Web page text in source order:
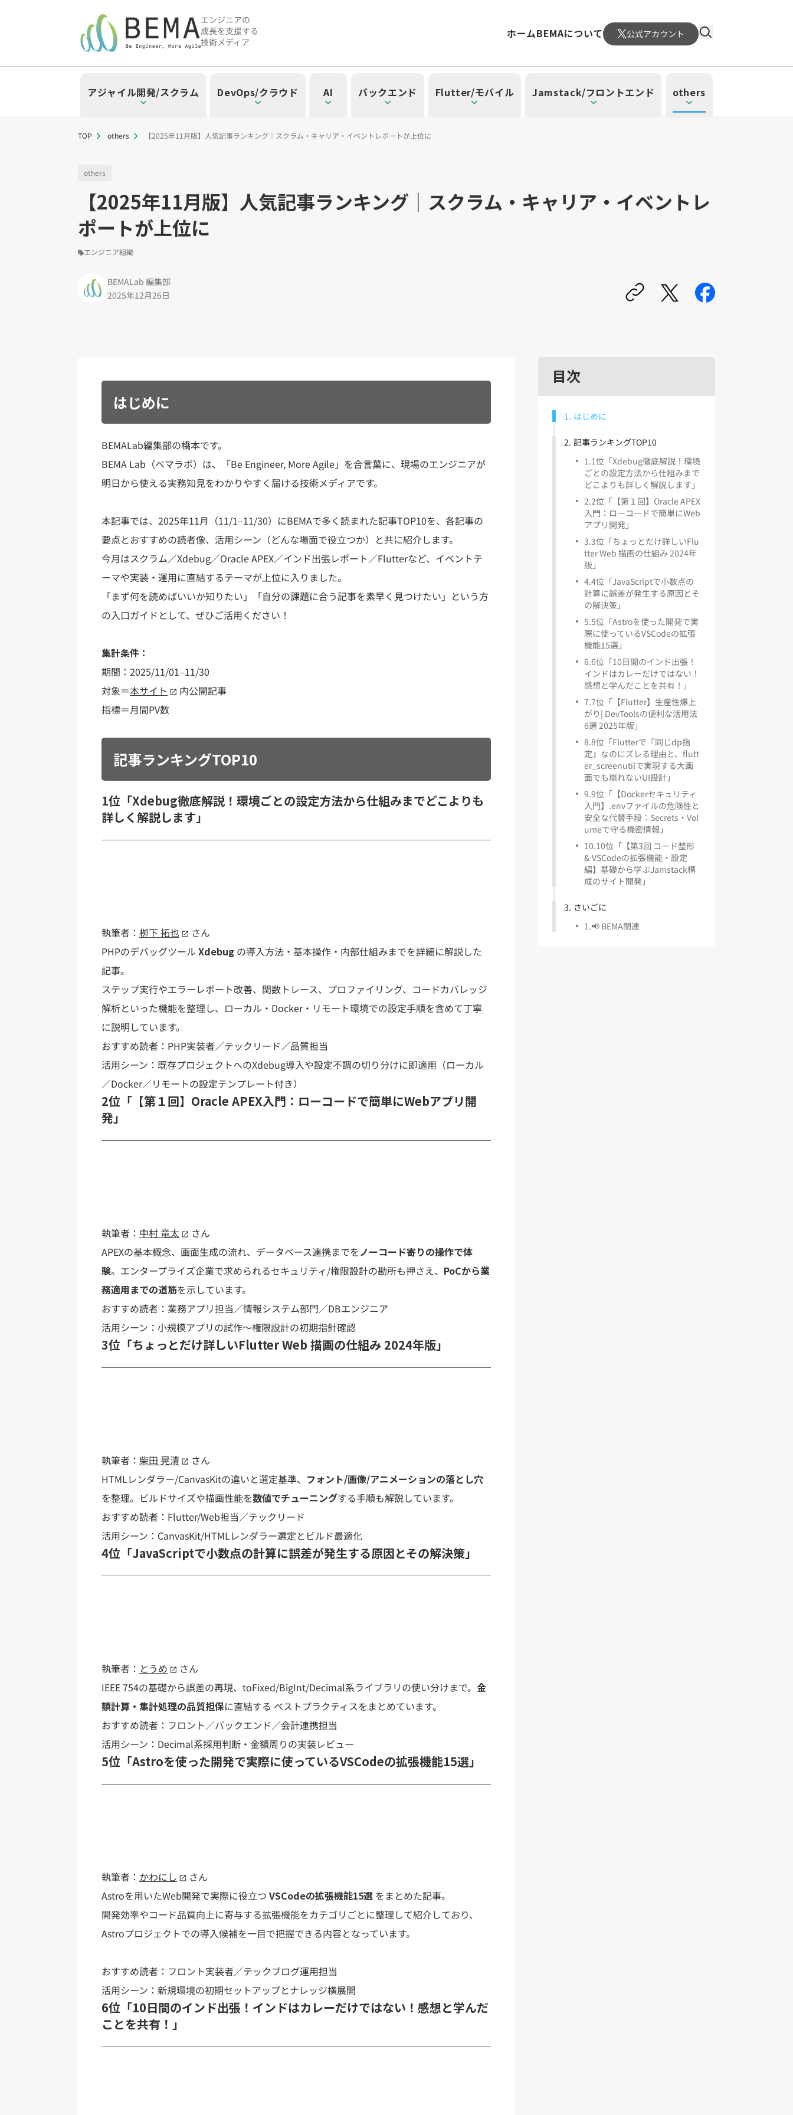
エンジニアの
成長を支援する
技術メディア
ホームBEMAについて 公式アカウント
アジャイル開発/スクラム DevOps/クラウド AI バックエンド Flutter/モバイル Jamstack/フロントエンド others
「アジャイル開発/スクラム」のタグ一覧
スクラムマスター（19）
「DevOps/クラウド」のタグ一覧
AWS（20）
CI/CD（9）
さくらのクラウド（1）
「AI」のタグ一覧
生成AI（13）
AIエージェント（4）
「バックエンド」のタグ一覧
Oracle APEX（5）
Python（4）
「Flutter/モバイル」のタグ一覧
Flutter（38）
Dart（6）
「Jamstack/フロントエンド」のタグ一覧
Jamstack（10）
Astro（10）
「others」のタグ一覧
エンジニア組織（48）
DX推進（5）
TOP others 【2025年11月版】人気記事ランキング｜スクラム・キャリア・イベントレポートが上位に
others
【2025年11月版】人気記事ランキング｜スクラム・キャリア・イベントレ
ポートが上位に
エンジニア組織
BEMALab 編集部
2025年12月26日
はじめに
BEMALab編集部の橋本です。
BEMA Lab（ベマラボ）は、「Be Engineer, More Agile」を合言葉に、現場のエンジニアが
明日から使える実務知見をわかりやすく届ける技術メディアです。
本記事では、2025年11月（11/1–11/30）にBEMAで多く読まれた記事TOP10を、各記事の
要点とおすすめの読者像、活用シーン（どんな場面で役立つか）と共に紹介します。
今月はスクラム／Xdebug／Oracle APEX／インド出張レポート／Flutterなど、イベントテ
ーマや実装・運用に直結するテーマが上位に入りました。
「まず何を読めばいいか知りたい」「自分の課題に合う記事を素早く見つけたい」という方
の入口ガイドとして、ぜひご活用ください！
集計条件：
期間：2025/11/01–11/30
対象＝本サイト
内公開記事
指標＝月間PV数
記事ランキングTOP10
1位「Xdebug徹底解説！環境ごとの設定方法から仕組みまでどこよりも
詳しく解説します」
執筆者： 栁下 拓也
さん
PHPのデバッグツール Xdebug の導入方法・基本操作・内部仕組みまでを詳細に解説した
記事。
ステップ実行やエラーレポート改善、関数トレース、プロファイリング、コードカバレッジ
解析といった機能を整理し、ローカル・Docker・リモート環境での設定手順を含めて丁寧
に説明しています。
おすすめ読者：PHP実装者／テックリード／品質担当
活用シーン：既存プロジェクトへのXdebug導入や設定不調の切り分けに即適用（ローカル
／Docker／リモートの設定テンプレート付き）
2位「【第１回】Oracle APEX入門：ローコードで簡単にWebアプリ開
発」
執筆者： 中村 竜太
さん
APEXの基本概念、画面生成の流れ、データベース連携までをノーコード寄りの操作で体
験。エンタープライズ企業で求められるセキュリティ/権限設計の勘所も押さえ、 PoCから業
務適用までの道筋を示しています。
おすすめ読者：業務アプリ担当／情報システム部門／DBエンジニア
活用シーン：小規模アプリの試作〜権限設計の初期指針確認
3位「ちょっとだけ詳しいFlutter Web 描画の仕組み 2024年版」
執筆者： 柴田 晃清
さん
HTMLレンダラー/CanvasKitの違いと選定基準、 フォント/画像/アニメーションの落とし穴
を整理。ビルドサイズや描画性能を数値でチューニングする手順も解説しています。
おすすめ読者：Flutter/Web担当／テックリード
活用シーン：CanvasKit/HTMLレンダラー選定とビルド最適化
4位「JavaScriptで小数点の計算に誤差が発生する原因とその解決策」
執筆者： とうめ
さん
IEEE 754の基礎から誤差の再現、toFixed/BigInt/Decimal系ライブラリの使い分けまで。 金
額計算・集計処理の品質担保に直結する ベストプラクティスをまとめています。
おすすめ読者：フロント／バックエンド／会計連携担当
活用シーン：Decimal系採用判断・金額周りの実装レビュー
5位「Astroを使った開発で実際に使っているVSCodeの拡張機能15選」
執筆者： かわにし
さん
Astroを用いたWeb開発で実際に役立つ VSCodeの拡張機能15選 をまとめた記事。
開発効率やコード品質向上に寄与する拡張機能をカテゴリごとに整理して紹介しており、
Astroプロジェクトでの導入候補を一目で把握できる内容となっています。
おすすめ読者：フロント実装者／テックブログ運用担当
活用シーン：新規環境の初期セットアップとナレッジ横展開
6位「10日間のインド出張！インドはカレーだけではない！感想と学んだ
ことを共有！」
目次
1. はじめに
2. 記事ランキングTOP10
1.1位「Xdebug徹底解説！環境
ごとの設定方法から仕組みまで
どこよりも詳しく解説します」
2.2位「【第１回】Oracle APEX
入門：ローコードで簡単にWeb
アプリ開発」
3.3位「ちょっとだけ詳しいFlu
tter Web 描画の仕組み 2024年
版」
4.4位「JavaScriptで小数点の
計算に誤差が発生する原因とそ
の解決策」
5.5位「Astroを使った開発で実
際に使っているVSCodeの拡張
機能15選」
6.6位「10日間のインド出張！
インドはカレーだけではない！
感想と学んだことを共有！」
7.7位「【Flutter】生産性爆上
がり| DevToolsの便利な活用法
6選 2025年版」
8.8位「Flutterで『同じdp指
定』なのにズレる理由と、flutt
er_screenutilで実現する大画
面でも崩れないUI設計」
9.9位「【Dockerセキュリティ
入門】.envファイルの危険性と
安全な代替手段：Secrets・Vol
umeで守る機密情報」
10.10位「【第3回 コード整形
& VSCodeの拡張機能・設定
編】基礎から学ぶJamstack構
成のサイト開発」
3. さいごに
1.📢 BEMA関連